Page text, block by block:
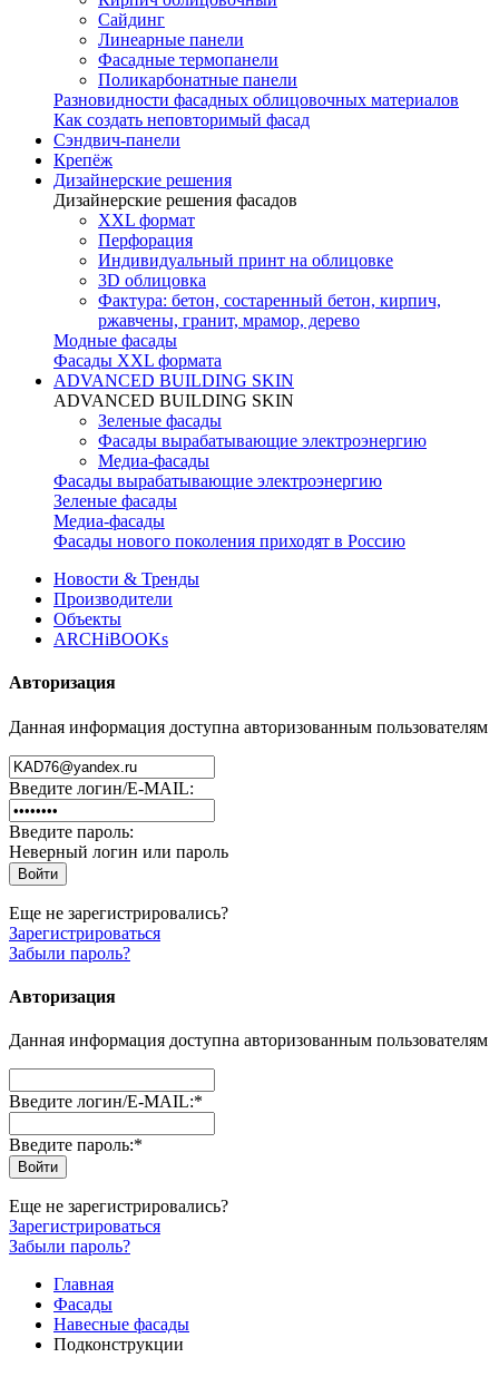
Сайдинг
Линеарные панели
Фасадные термопанели
Поликарбонатные панели
Разновидности фасадных облицовочных материалов
Как создать неповторимый фасад
Сэндвич-панели
Крепёж
Дизайнерские решения
Дизайнерские решения фасадов
XXL формат
Перфорация
Индивидуальный принт на облицовке
3D облицовка
Фактура: бетон, состаренный бетон, кирпич,
ржавчены, гранит, мрамор, дерево
Модные фасады
Фасады XXL формата
ADVANCED BUILDING SKIN
ADVANCED BUILDING SKIN
Зеленые фасады
Фасады вырабатывающие электроэнергию
Медиа-фасады
Фасады вырабатывающие электроэнергию
Зеленые фасады
Медиа-фасады
Фасады нового поколения приходят в Россию
Новости & Тренды
Производители
Объекты
ARCHiBOOKs
Авторизация
Данная информация доступна авторизованным пользователям
Введите логин/E-MAIL:
Введите пароль:
Неверный логин или пароль
Еще не зарегистрировались?
Зарегистрироваться
Забыли пароль?
Авторизация
Данная информация доступна авторизованным пользователям
Введите логин/E-MAIL:*
Введите пароль:*
Еще не зарегистрировались?
Зарегистрироваться
Забыли пароль?
Главная
Фасады
Навесные фасады
Подконструкции